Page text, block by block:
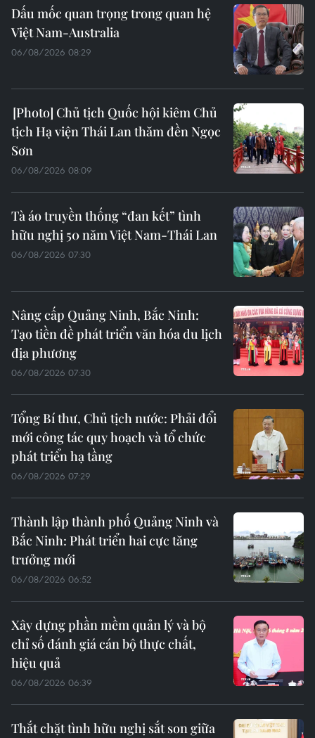
Dấu mốc quan trọng trong quan hệ
Việt Nam-Australia
06/08/2026 08:29
Chủ tịch Quốc hội kiêm Chủ
tịch Hạ viện Thái Lan thăm đền Ngọc
Sơn
06/08/2026 08:09
Tà áo truyền thống “đan kết” tình
hữu nghị 50 năm Việt Nam-Thái Lan
06/08/2026 07:30
Nâng cấp Quảng Ninh, Bắc Ninh:
Tạo tiền đề phát triển văn hóa du lịch
địa phương
06/08/2026 07:30
Tổng Bí thư, Chủ tịch nước: Phải đổi
mới công tác quy hoạch và tổ chức
phát triển hạ tầng
06/08/2026 07:29
Thành lập thành phố Quảng Ninh và
Bắc Ninh: Phát triển hai cực tăng
trưởng mới
06/08/2026 06:52
Xây dựng phần mềm quản lý và bộ
chỉ số đánh giá cán bộ thực chất,
hiệu quả
06/08/2026 06:39
Thắt chặt tình hữu nghị sắt son giữa